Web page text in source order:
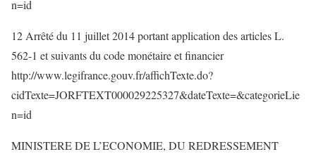
n=id
12 Arrêté du 11 juillet 2014 portant application des articles L.
562-1 et suivants du code monétaire et financier
http://www.legifrance.gouv.fr/affichTexte.do?
cidTexte=JORFTEXT000029225327&dateTexte=&categorieLie
n=id
MINISTERE DE L’ECONOMIE, DU REDRESSEMENT